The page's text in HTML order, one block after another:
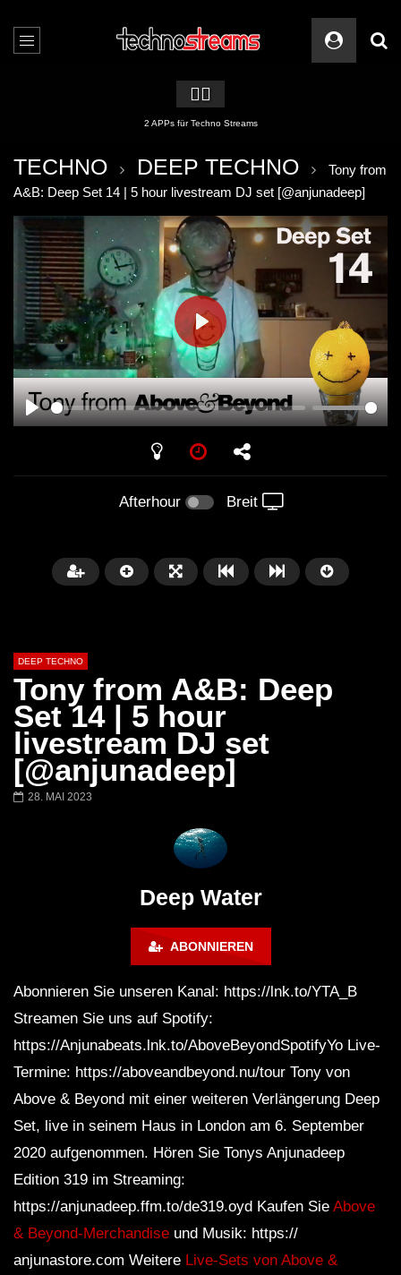
🏳️‍🌈
2 APPs für Techno Streams
TECHNO DEEP TECHNO
Tony from
A&B: Deep Set 14 | 5 hour livestream DJ set [@anjunadeep]
PLAY
PLAY
Afterhour Breit
Später
05:26:35
The Anjunadeep Edition 283 with
James Grant (5 Hour Extended
DEEP TECHNO
Tony from A&B: Deep
Set 14 | 5 hour
livestream DJ set
[@anjunadeep]
28. MAI 2023
Deep Water
ABONNIEREN
Abonnieren Sie unseren Kanal: https://lnk.to/YTA_B
Streamen Sie uns auf Spotify:
https://Anjunabeats.lnk.to/AboveBeyondSpotifyYo Live-
Termine: https://aboveandbeyond.nu/tour Tony von
Above & Beyond mit einer weiteren Verlängerung Deep
Set, live in seinem Haus in London am 6. September
2020 aufgenommen. Hören Sie Tonys Anjunadeep
Edition 319 im Streaming:
https://anjunadeep.ffm.to/de319.oyd Kaufen Sie Above
& Beyond-Merchandise und Musik: https://
anjunastore.com Weitere Live-Sets von Above &